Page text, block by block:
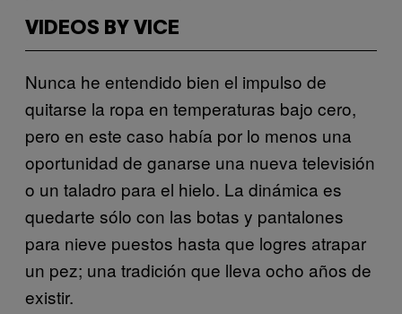
VIDEOS BY VICE
Nunca he entendido bien el impulso de
quitarse la ropa en temperaturas bajo cero,
pero en este caso había por lo menos una
oportunidad de ganarse una nueva televisión
o un taladro para el hielo. La dinámica es
quedarte sólo con las botas y pantalones
para nieve puestos hasta que logres atrapar
un pez; una tradición que lleva ocho años de
existir.